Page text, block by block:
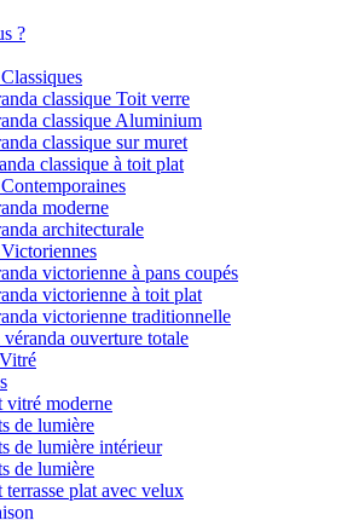
?
classique Toit verre
classique Aluminium
classique sur muret
classique à toit plat
moderne
architecturale
victorienne à pans coupés
victorienne à toit plat
victorienne traditionnelle
ouverture totale
vitré moderne
de lumière
de lumière intérieur
de lumière
terrasse plat avec velux